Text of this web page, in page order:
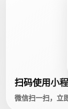
扫码使用小
微信扫一扫，立